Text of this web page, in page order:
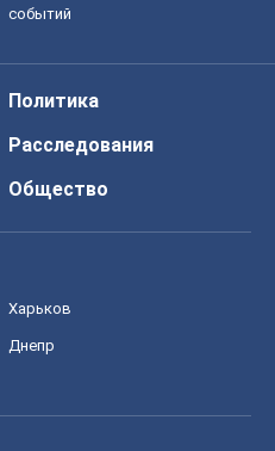
событий
Политика
Расследования
Общество
Харьков
Днепр